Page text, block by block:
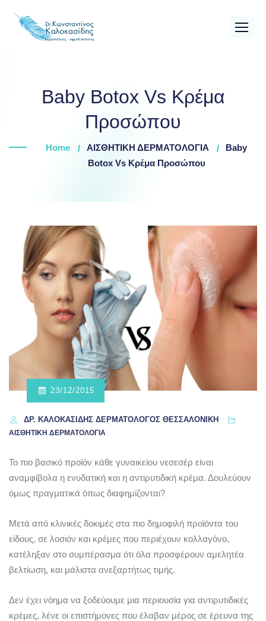
Baby Botox Vs Κρέμα
Προσώπου
Home ΑΙΣΘΗΤΙΚΗ ΔΕΡΜΑΤΟΛΟΓΙΑ
Baby
Botox Vs Κρέμα Προσώπου
23/12/2015
ΔΡ. ΚΑΛΟΚΑΣΊΔΗΣ ΔΕΡΜΑΤΟΛΌΓΟΣ ΘΕΣΣΑΛΟΝΊΚΗ
ΑΙΣΘΗΤΙΚΗ ΔΕΡΜΑΤΟΛΟΓΙΑ
Το πιο βασικό προϊόν κάθε γυναικείου νεσεσέρ είναι
αναμφίβολα η ενυδατική και η αντιρυτιδική κρέμα. Δουλεύουν
όμως πραγματικά όπως διαφημίζονται?
Μετά από κλινικές δοκιμές στα πιο δημοφιλή προϊόντα του
είδους, σε λοσιόν και κρέμες που περιέχουν κολλαγόνο,
κατέληξαν στο συμπέρασμα ότι όλα προσφέρουν αμελητέα
βελτίωση, και μάλιστα ανεξαρτήτως τιμής.
Δεν έχει νόημα να ξοδεύουμε μια περιουσία για αντιρυτιδικές
κρέμες, λένε οι επιστήμονες που έλαβαν μέρος σε έρευνα της